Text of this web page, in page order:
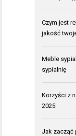
Czym jest
jakość
Meble
sypialnię
Korzyści z
2025
Jak zacząć